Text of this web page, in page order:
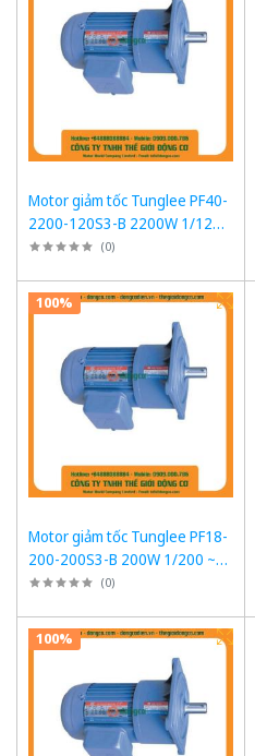
Motor giảm tốc Tunglee PF40-
2200-120S3-B 2200W 1/120
~12rpm Mặt bích
(0)
100%
Motor giảm tốc Tunglee PF18-
200-200S3-B 200W 1/200 ~7-
8rpm Mặt bích
(0)
100%